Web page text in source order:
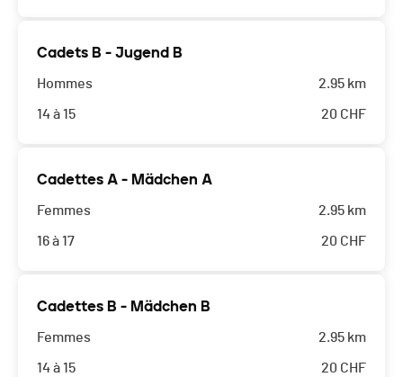
Cadets B - Jugend B
Hommes
14 à 15
2.95 km
20 CHF
Cadettes A - Mädchen A
Femmes
16 à 17
2.95 km
20 CHF
Cadettes B - Mädchen B
Femmes
14 à 15
2.95 km
20 CHF